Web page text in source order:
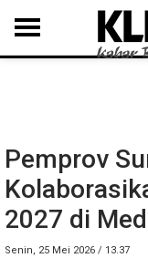
MEDAN LANGKAT
Pemprov
2027 di
Senin, 25 Mei 2026 / 13.37